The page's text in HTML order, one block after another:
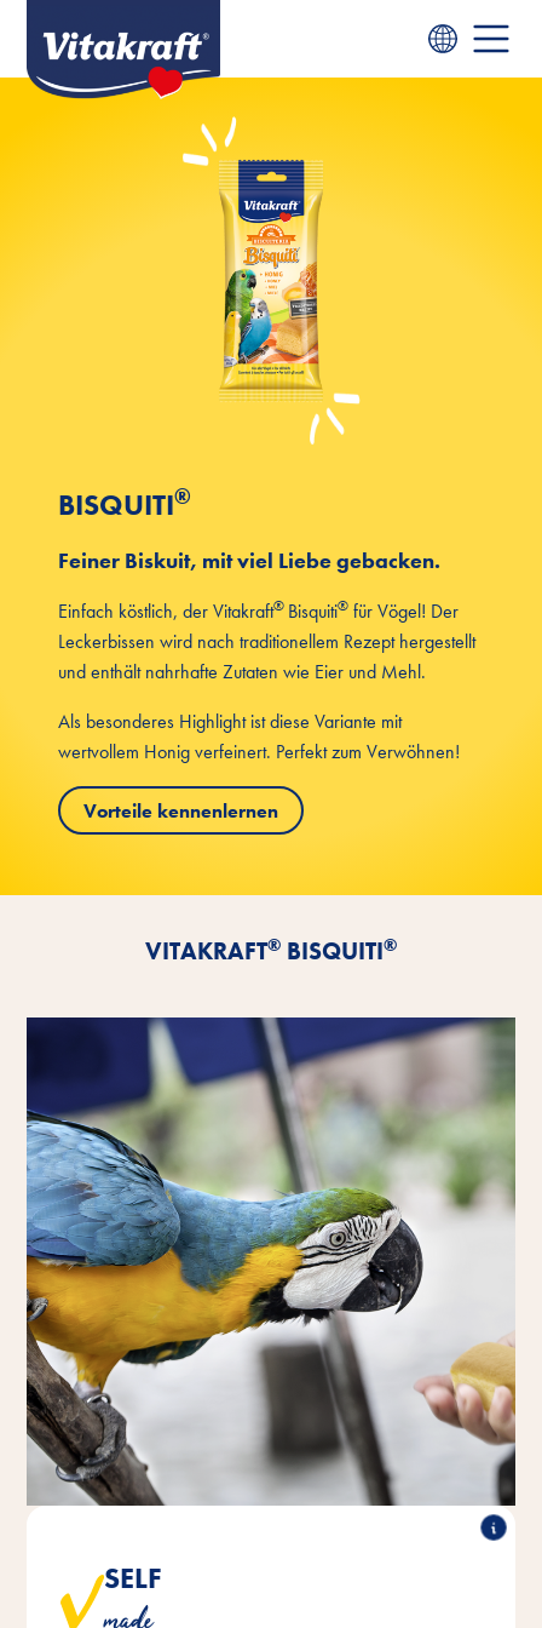
BISQUITI®
Feiner Biskuit, mit viel Liebe gebacken.
Einfach köstlich, der Vitakraft® Bisquiti® für Vögel! Der
Leckerbissen wird nach traditionellem Rezept hergestellt
und enthält nahrhafte Zutaten wie Eier und Mehl.
Als besonderes Highlight ist diese Variante mit
wertvollem Honig verfeinert. Perfekt zum Verwöhnen!
Vorteile kennenlernen
VITAKRAFT® BISQUITI®
SELF
Unser Gebäck-Snack aus der hauseigenen Bäckerei ist
nach traditionellem Rezept gebacken.